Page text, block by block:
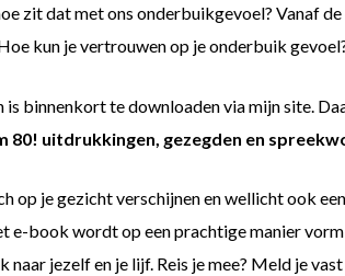
zit dat met ons onderbuikgevoel? Vanaf
kun je vertrouwen op je onderbuik
binnenkort te downloaden via mijn site.
80! uitdrukkingen, gezegden en
je gezicht verschijnen en wellicht ook
e-book wordt op een prachtige manier
jezelf en je lijf. Reis je mee? Meld je